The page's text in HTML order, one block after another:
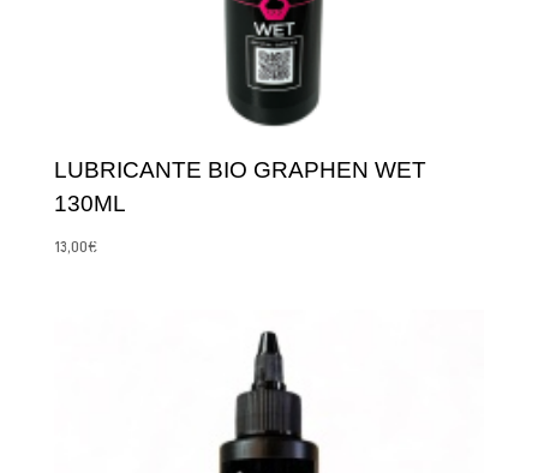
LUBRICANTE BIO GRAPHEN WET
130ML
13,00€